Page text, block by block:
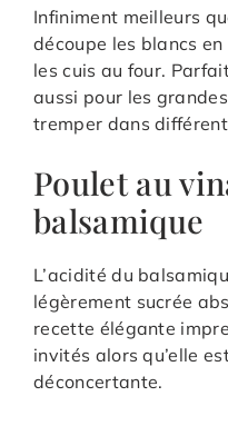
Infiniment meilleurs
découpe les blancs
les cuis au four.
aussi pour les
tremper dans
Poulet au
balsamique
L’acidité du
légèrement sucrée
recette élégante
invités alors qu’elle
déconcertante.